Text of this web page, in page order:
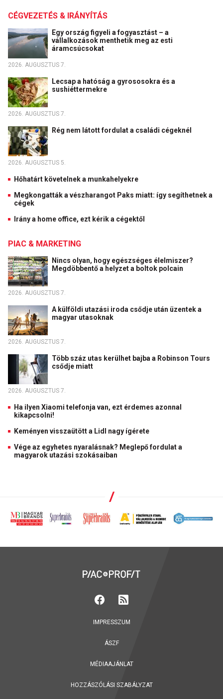
CÉGVEZETÉS & IRÁNYÍTÁS
Egy ország figyeli a fogyasztást – a
vállalkozások menthetik meg az esti
áramcsúcsokat
2026. AUGUSZTUS 7.
Lecsap a hatóság a gyrososokra és a
sushiéttermekre
2026. AUGUSZTUS 7.
Rég nem látott fordulat a családi cégeknél
2026. AUGUSZTUS 5.
Hőhatárt követelnek a munkahelyekre
Megkongatták a vészharangot Paks miatt: így segíthetnek a
cégek
Irány a home office, ezt kérik a cégektől
PIAC & MARKETING
Nincs olyan, hogy egészséges élelmiszer?
Megdöbbentő a helyzet a boltok polcain
2026. AUGUSZTUS 7.
A külföldi utazási iroda csődje után üzentek a
magyar utasoknak
2026. AUGUSZTUS 7.
Több száz utas kerülhet bajba a Robinson Tours
csődje miatt
2026. AUGUSZTUS 7.
Ha ilyen Xiaomi telefonja van, ezt érdemes azonnal
kikapcsolni!
Keményen visszaütött a Lidl nagy ígérete
Vége az egyhetes nyaralásnak? Meglepő fordulat a
magyarok utazási szokásaiban
IMPRESSZUM
ÁSZF
MÉDIAAJÁNLAT
HOZZÁSZÓLÁSI SZABÁLYZAT